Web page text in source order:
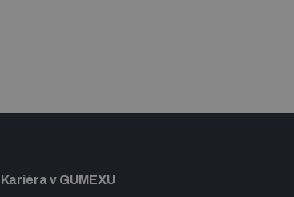
Kariéra v GUMEXU